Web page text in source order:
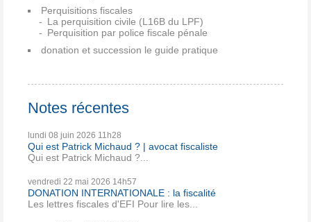
Perquisitions fiscales
La perquisition civile (L16B du LPF)
Perquisition par police fiscale pénale
donation et succession le guide pratique
Notes récentes
lundi 08 juin 2026 11h28
Qui est Patrick Michaud ? | avocat fiscaliste
Qui est Patrick Michaud ?...
vendredi 22 mai 2026 14h57
DONATION INTERNATIONALE : la fiscalité
Les lettres fiscales d'EFI Pour lire les...